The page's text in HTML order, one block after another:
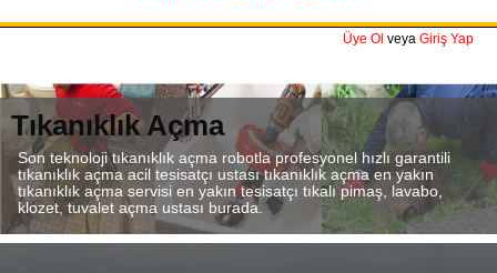
Üye Ol veya Giriş Yap
Tıkanıklık Açma
Son teknoloji tıkanıklık açma robotla profesyonel hızlı garantili
tıkanıklık açma acil tesisatçı ustası tıkanıklık açma en yakın
tıkanıklık açma servisi en yakın tesisatçı tıkalı pimaş, lavabo,
klozet, tuvalet açma ustası burada.